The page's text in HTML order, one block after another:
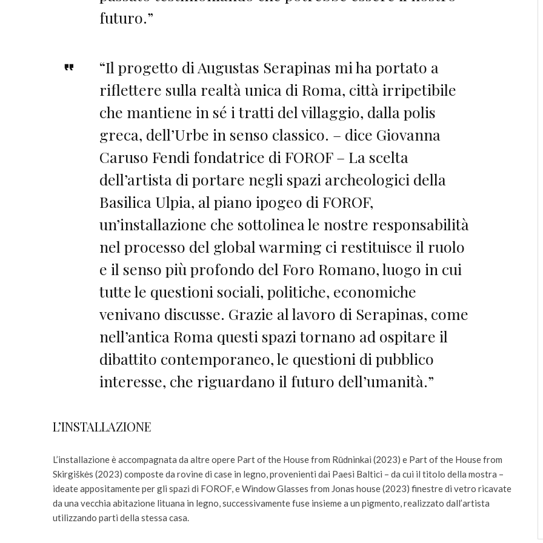
futuro.”
“Il progetto di Augustas Serapinas mi ha portato a
riflettere sulla realtà unica di Roma, città irripetibile
che mantiene in sé i tratti del villaggio, dalla polis
greca, dell’Urbe in senso classico. – dice Giovanna
Caruso Fendi fondatrice di FOROF – La scelta
dell’artista di portare negli spazi archeologici della
Basilica Ulpia, al piano ipogeo di FOROF,
un’installazione che sottolinea le nostre responsabilità
nel processo del global warming ci restituisce il ruolo
e il senso più profondo del Foro Romano, luogo in cui
tutte le questioni sociali, politiche, economiche
venivano discusse. Grazie al lavoro di Serapinas, come
nell’antica Roma questi spazi tornano ad ospitare il
dibattito contemporaneo, le questioni di pubblico
interesse, che riguardano il futuro dell’umanità.”
L’INSTALLAZIONE
L’installazione è accompagnata da altre opere Part of the House from Rūdninkai (2023) e Part of the House from
Skirgiškės (2023) composte da rovine di case in legno, provenienti dai Paesi Baltici – da cui il titolo della mostra –
ideate appositamente per gli spazi di FOROF, e Window Glasses from Jonas house (2023) finestre di vetro ricavate
da una vecchia abitazione lituana in legno, successivamente fuse insieme a un pigmento, realizzato dall’artista
utilizzando parti della stessa casa.